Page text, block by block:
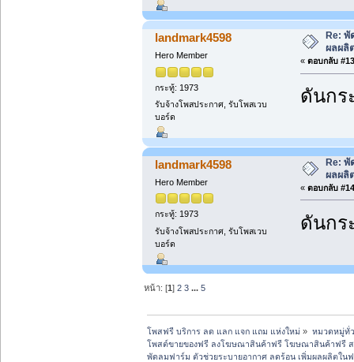
landmark4598
Hero Member
กระทู้: 1973
รับจ้างโพสประกาศ, รับโพสเวบ
บอร์ด
Re:
ผลผลิ
« ตอบกลับ
ดันกร
landmark4598
Hero Member
กระทู้: 1973
รับจ้างโพสประกาศ, รับโพสเวบ
บอร์ด
Re:
ผลผลิ
« ตอบกลับ
ดันกร
หน้า: [1]2 3 ...5
โพสฟรี บริการ ลด แลก แจก แถม แห่งใหม่ » หมวดหมู่ทั่
โพสต์ขายของฟรี ลงโฆษณาสินค้าฟรี โฆษณาสินค้าฟรี ส
พัดลมฟาร์ม ตัวช่วยระบายอากาศ ลดร้อน เพิ่มผลผลิตใน